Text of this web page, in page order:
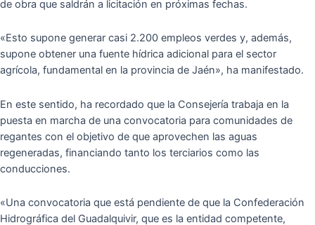
de obra que saldrán a licitación en próximas fechas.
«Esto supone generar casi 2.200 empleos verdes y, además,
supone obtener una fuente hídrica adicional para el sector
agrícola, fundamental en la provincia de Jaén», ha manifestado.
En este sentido, ha recordado que la Consejería trabaja en la
puesta en marcha de una convocatoria para comunidades de
regantes con el objetivo de que aprovechen las aguas
regeneradas, financiando tanto los terciarios como las
conducciones.
«Una convocatoria que está pendiente de que la Confederación
Hidrográfica del Guadalquivir, que es la entidad competente,